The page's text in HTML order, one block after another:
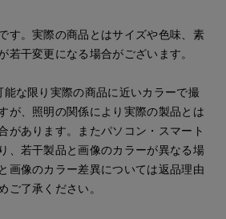
す。実際の商品とはサイズや色味、素
若干変更になる場合がございます。
な限り実際の商品に近いカラーで撮
が、照明の関係により実際の製品とは
があります。またパソコン・スマート
、若干製品と画像のカラーが異なる場
画像のカラー差異については返品理由
ご了承ください。